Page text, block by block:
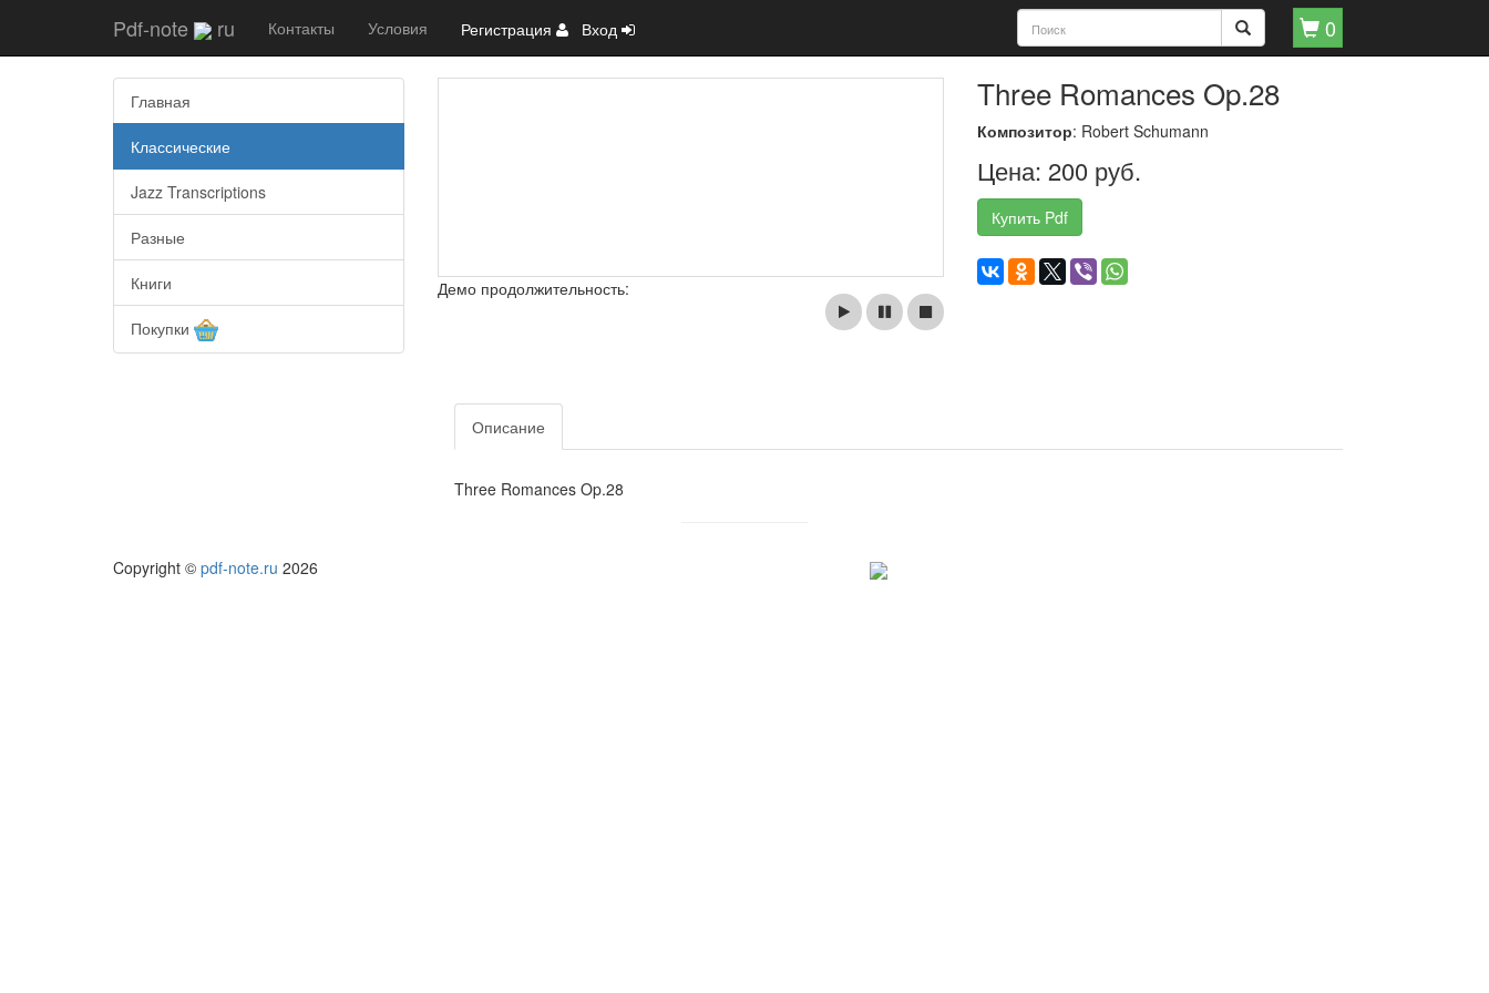
Pdf-note ru Контакты Условия 0
Регистрация Вход
Главная
Классические
Jazz Transcriptions
Разные
Книги
Покупки
Демо продолжительность:
Three Romances Op.28
Композитор: Robert Schumann
Цена: 200 руб.
Купить Pdf
Описание
Three Romances Op.28
Copyright © pdf-note.ru 2026